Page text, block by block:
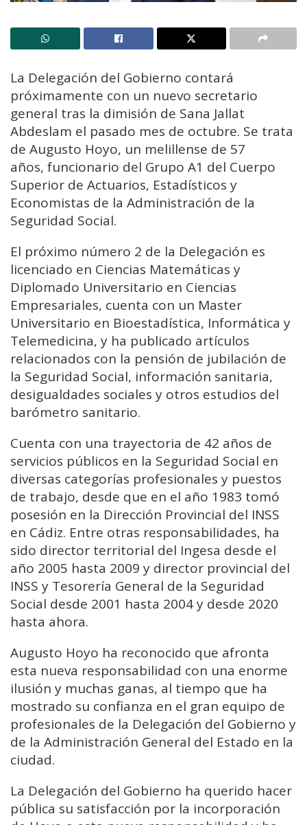
La Delegación del Gobierno contará
próximamente con un nuevo secretario
general tras la dimisión de Sana Jallat
Abdeslam el pasado mes de octubre. Se trata
de Augusto Hoyo, un melillense de 57
años, funcionario del Grupo A1 del Cuerpo
Superior de Actuarios, Estadísticos y
Economistas de la Administración de la
Seguridad Social.
El próximo número 2 de la Delegación es
licenciado en Ciencias Matemáticas y
Diplomado Universitario en Ciencias
Empresariales, cuenta con un Master
Universitario en Bioestadística, Informática y
Telemedicina, y ha publicado artículos
relacionados con la pensión de jubilación de
la Seguridad Social, información sanitaria,
desigualdades sociales y otros estudios del
barómetro sanitario.
Cuenta con una trayectoria de 42 años de
servicios públicos en la Seguridad Social en
diversas categorías profesionales y puestos
de trabajo, desde que en el año 1983 tomó
posesión en la Dirección Provincial del INSS
en Cádiz. Entre otras responsabilidades, ha
sido director territorial del Ingesa desde el
año 2005 hasta 2009 y director provincial del
INSS y Tesorería General de la Seguridad
Social desde 2001 hasta 2004 y desde 2020
hasta ahora.
Augusto Hoyo ha reconocido que afronta
esta nueva responsabilidad con una enorme
ilusión y muchas ganas, al tiempo que ha
mostrado su confianza en el gran equipo de
profesionales de la Delegación del Gobierno y
de la Administración General del Estado en la
ciudad.
La Delegación del Gobierno ha querido hacer
pública su satisfacción por la incorporación